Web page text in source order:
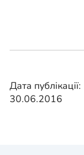
Дата публікації:
30.06.2016